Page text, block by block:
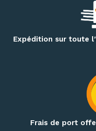
modèles de chaussons
Pour vos randonnées à
d’hydratation et
Préparez également
avec notre matériel de
gaz à visser, popotes,
Expédition sur toute
Frais de port